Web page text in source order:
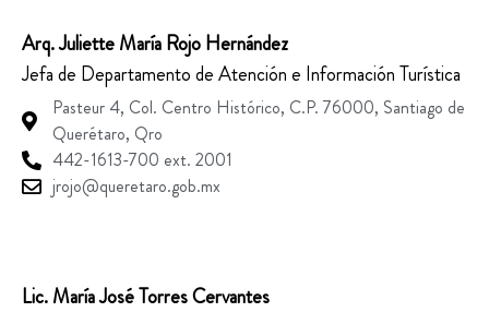
Arq. Juliette María Rojo Hernández
Jefa de Departamento de Atención e Información Turística
Pasteur 4, Col. Centro Histórico, C.P. 76000, Santiago de
Querétaro, Qro
442-1613-700 ext. 2001
jrojo@queretaro.gob.mx
Lic. María José Torres Cervantes